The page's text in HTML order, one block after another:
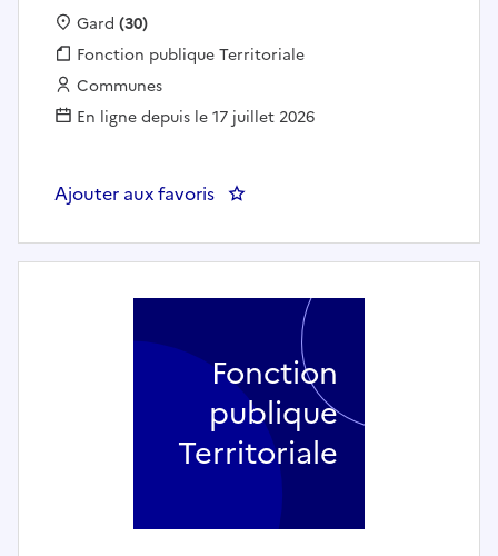
Localisation :
Gard (30)
Fonction publique :
Fonction publique Territoriale
Employeur :
Communes
En ligne depuis le 17 juillet 2026
Ajouter aux favoris : agent administratif et d'accueil
Fonction
publique
Territoriale